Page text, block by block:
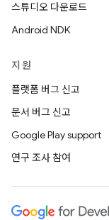
스튜디오 다운로드
Android NDK
지원
플랫폼 버그 신고
문서 버그 신고
Google Play support
연구 조사 참여